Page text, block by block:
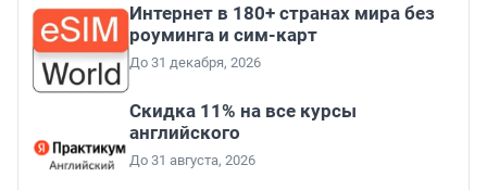
Интернет в 180+ странах мира без
роуминга и сим-карт
До 31 декабря, 2026
Скидка 11% на все курсы
английского
До 31 августа, 2026